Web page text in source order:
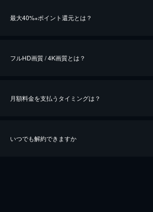
最大40%※ポイント還元とは？
※40％ポイント還元の対象は、クレジットカード決済による作
フルHD画質 / 4K画質とは？
月額料金を支払うタイミングは？
いつでも解約できますか